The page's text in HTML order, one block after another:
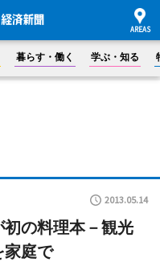
暮らす・働く 学ぶ・知る
2013.05.14
の料理本－観光
家庭で